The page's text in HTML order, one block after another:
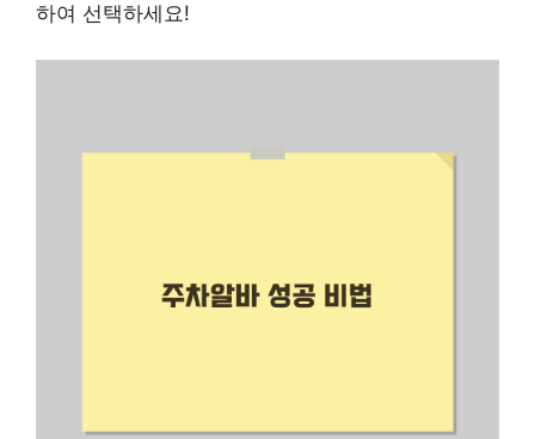
하여 선택하세요!